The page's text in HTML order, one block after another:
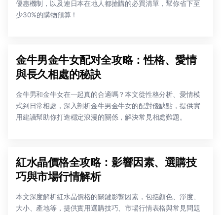
優惠機制，以及連日本在地人都搶購的必買清單，幫你省下至
少30%的購物預算！
金牛男金牛女配对全攻略：性格、愛情
與長久相處的秘訣
金牛男和金牛女在一起真的合適嗎？本文從性格分析、愛情模
式到日常相處，深入剖析金牛男金牛女的配對優缺點，提供實
用建議幫助你打造穩定浪漫的關係，解決常見相處難題。
紅水晶價格全攻略：影響因素、選購技
巧與市場行情解析
本文深度解析紅水晶價格的關鍵影響因素，包括顏色、淨度、
大小、產地等，提供實用選購技巧、市場行情表格與常見問題